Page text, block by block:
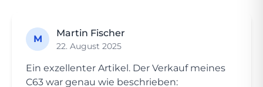
M
Martin Fischer
22. August 2025
Ein exzellenter Artikel. Der Verkauf meines
C63 war genau wie beschrieben: